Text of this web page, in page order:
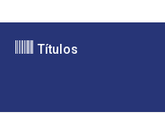
Títulos